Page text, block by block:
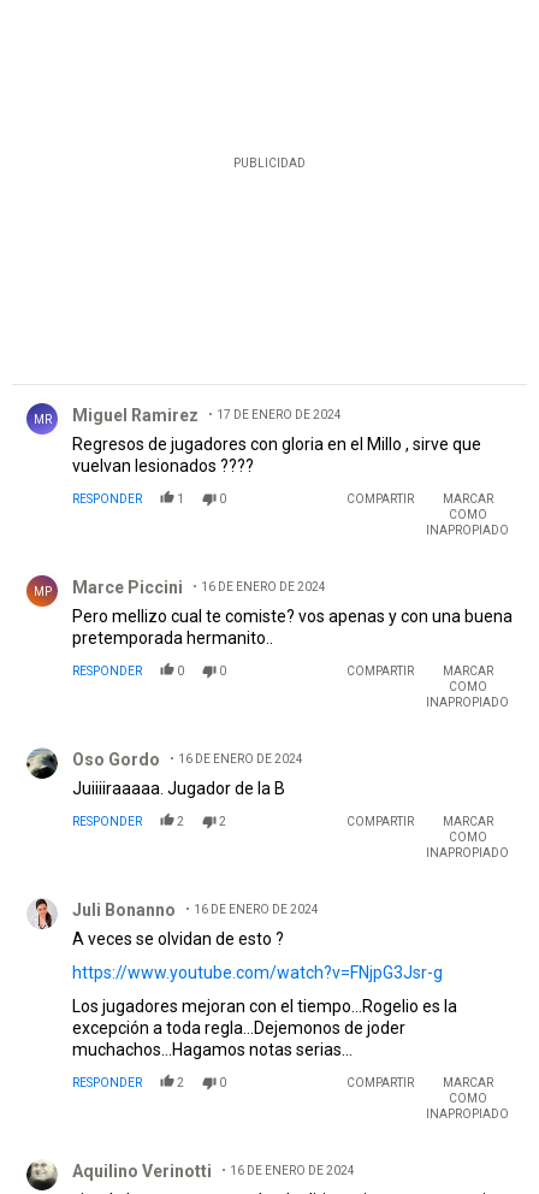
PUBLICIDAD
MR Miguel Ramirez 17 DE ENERO DE 2024
Regresos de jugadores con gloria en el Millo , sirve que
vuelvan lesionados ????
RESPONDER 1 0 COMPARTIR
MARCAR
COMO
INAPROPIADO
MP Marce Piccini 16 DE ENERO DE 2024
Pero mellizo cual te comiste? vos apenas y con una buena
pretemporada hermanito..
RESPONDER 0 0 COMPARTIR
MARCAR
COMO
INAPROPIADO
Oso Gordo 16 DE ENERO DE 2024
Juiiiiraaaaa. Jugador de la B
RESPONDER 2 2 COMPARTIR
MARCAR
COMO
INAPROPIADO
Juli Bonanno 16 DE ENERO DE 2024
A veces se olvidan de esto ?
https://www.youtube.com/watch?v=FNjpG3Jsr-g
Los jugadores mejoran con el tiempo...Rogelio es la
excepción a toda regla...Dejemonos de joder
muchachos...Hagamos notas serias...
RESPONDER 2 0 COMPARTIR
MARCAR
COMO
INAPROPIADO
Aquilino Verinotti 16 DE ENERO DE 2024